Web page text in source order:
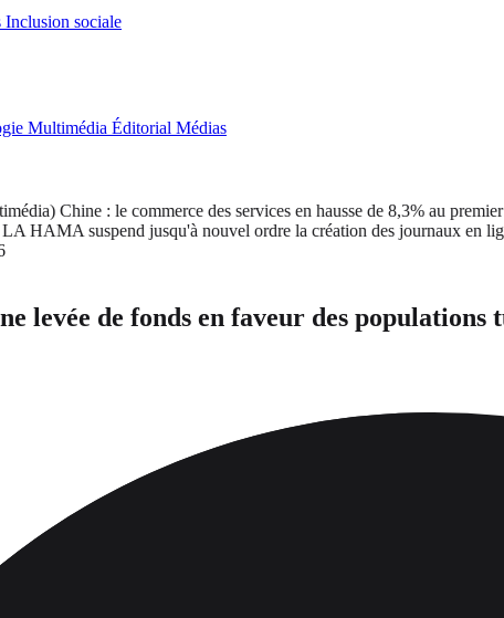
Inclusion sociale
Multimédia Éditorial Médias
Chine : le commerce des services en hausse de 8,3% au premier
suspend jusqu'à nouvel ordre la création des journaux en ligne
levée de fonds en faveur des populations